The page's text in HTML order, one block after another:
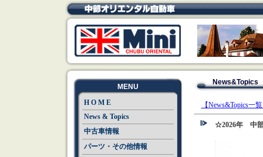
MENU
H O M E
News & Topics
中古車情報
パーツ・その他情報
News&Topics
【News&Topics一
☆2026年 中部ｵ